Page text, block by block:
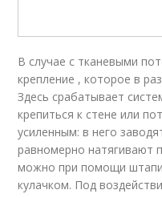
В случае с тканевыми
крепление , которое в
Здесь срабатывает
крепиться к стене или
усиленным: в него
равномерно натягивают
можно при помощи
кулачком. Под